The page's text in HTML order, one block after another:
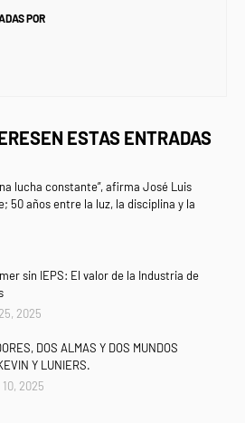
POR
ESTAS ENTRADAS
lucha constante”, afirma José Luis
50 años entre la luz, la disciplina y la
sin IEPS: El valor de la Industria de
2025
DOS ALMAS Y DOS MUNDOS
Y LUNIERS.
2025